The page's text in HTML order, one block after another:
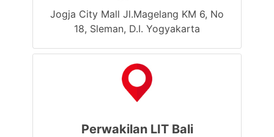
Jogja City Mall Jl.Magelang KM 6, No
18, Sleman, D.I. Yogyakarta
Perwakilan LIT Bali